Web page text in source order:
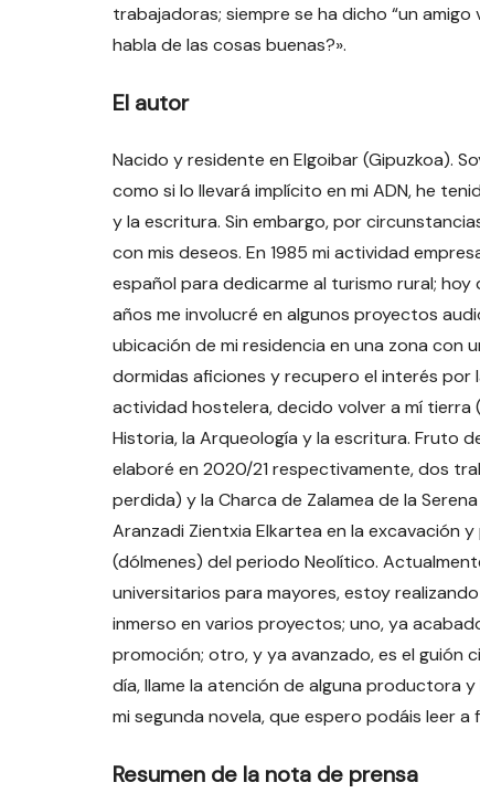
trabajadoras; siempre se ha dicho “un
habla de las cosas buenas?».
El autor
Nacido y residente en Elgoibar (Gipuzkoa).
como si lo llevará implícito en mi ADN, he
y la escritura. Sin embargo, por
con mis deseos. En 1985 mi actividad
español para dedicarme al turismo rural;
años me involucré en algunos proyectos
ubicación de mi residencia en una zona con
dormidas aficiones y recupero el interés por
actividad hostelera, decido volver a mí tierra
Historia, la Arqueología y la escritura. Fruto
elaboré en 2020/21 respectivamente, dos
perdida) y la Charca de Zalamea de la
Aranzadi Zientxia Elkartea en la excavación
(dólmenes) del periodo Neolítico.
universitarios para mayores, estoy
inmerso en varios proyectos; uno, ya
promoción; otro, y ya avanzado, es el guión
día, llame la atención de alguna productora
mi segunda novela, que espero podáis leer a
Resumen de la nota de prensa